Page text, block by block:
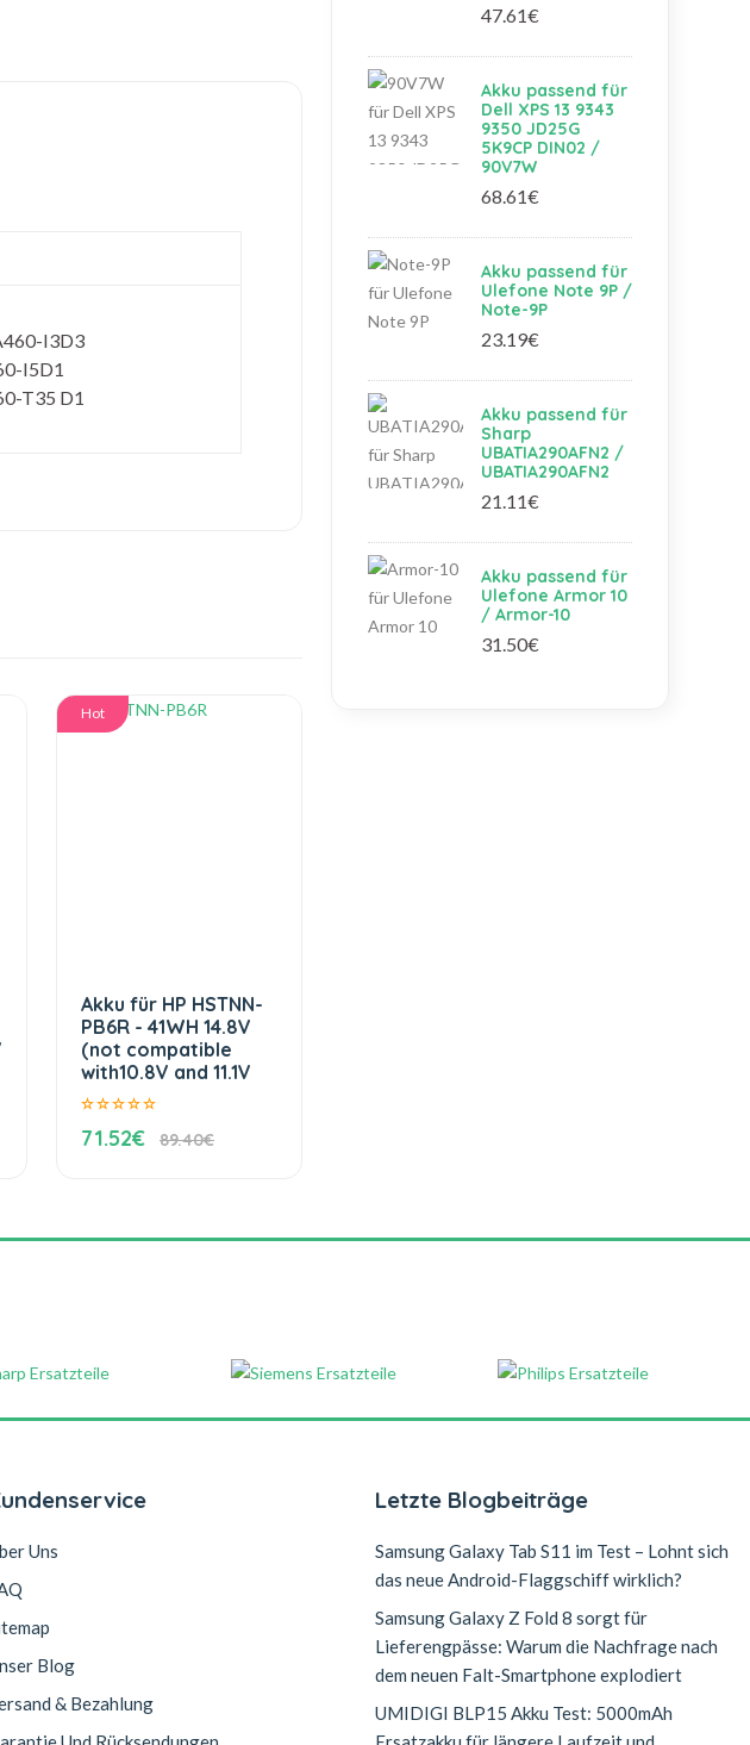
I3D3
I5D1
T35 D1
Hot
Akku für HP HSTNN-
PB6R - 41WH 14.8V
(not compatible
with10.8V and 11.1V
71.52€ 89.40€
47.61€
Akku passend für
Dell XPS 13 9343
9350 JD25G
5K9CP DIN02 /
90V7W
68.61€
Akku passend für
Ulefone Note 9P /
Note-9P
23.19€
Akku passend für
Sharp
UBATIA290AFN2 /
UBATIA290AFN2
21.11€
Akku passend für
Ulefone Armor 10
/ Armor-10
31.50€
Uns
Blog
& Bezahlung
Letzte Blogbeiträge
Samsung Galaxy Tab S11 im Test – Lohnt sich
das neue Android-Flaggschiff wirklich?
Samsung Galaxy Z Fold 8 sorgt für
Lieferengpässe: Warum die Nachfrage nach
dem neuen Falt-Smartphone explodiert
UMIDIGI BLP15 Akku Test: 5000mAh